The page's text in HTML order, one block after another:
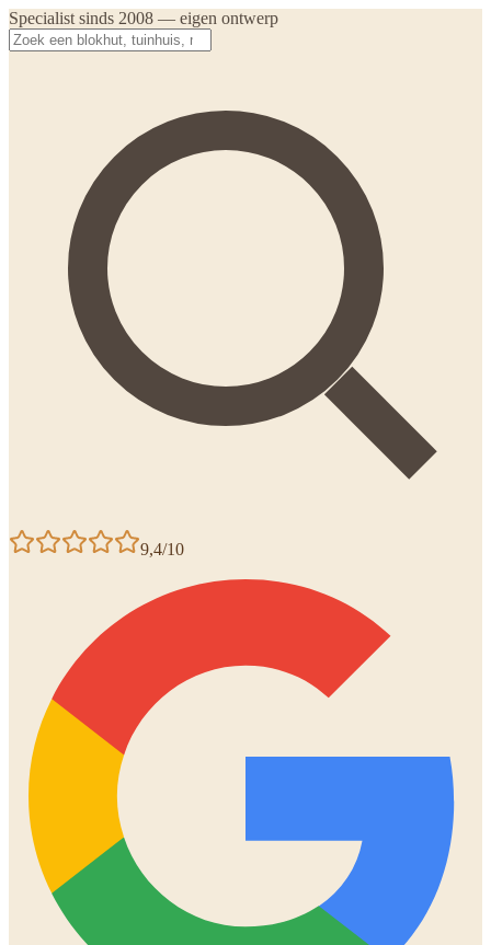
Specialist sinds 2008 — eigen ontwerp
9,4/10